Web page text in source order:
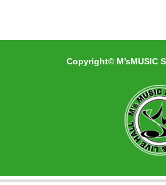
Copyright© M’sMUSIC